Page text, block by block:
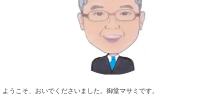
ようこそ、おいでくださいました。御堂マサミです。